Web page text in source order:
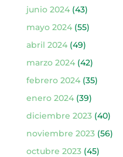
junio 2024(43)
mayo 2024(55)
abril 2024(49)
marzo 2024(42)
febrero 2024(35)
enero 2024(39)
diciembre 2023(40)
noviembre 2023(56)
octubre 2023(45)